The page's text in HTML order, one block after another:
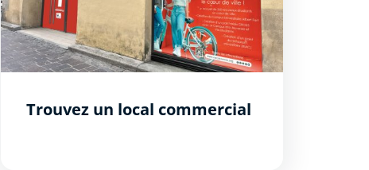
Trouvez un local commercial